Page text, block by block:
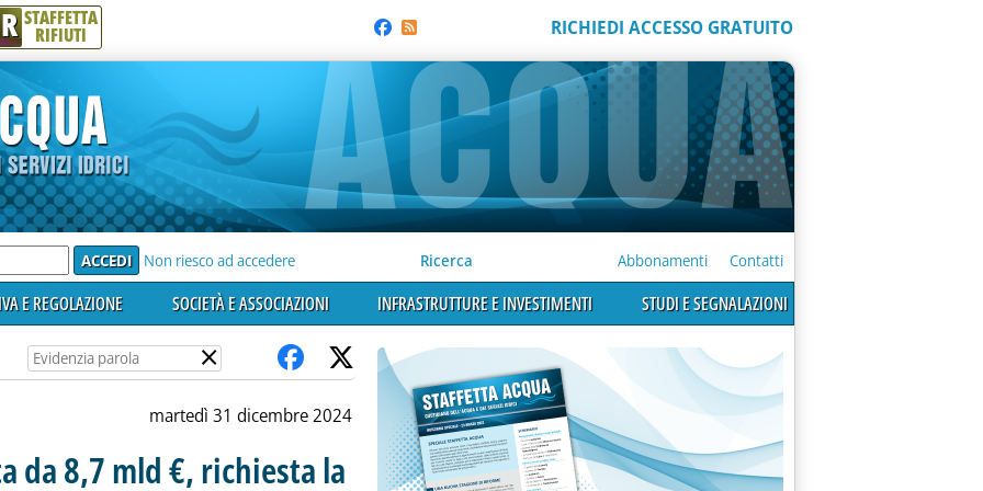
R STAFFETTA
RIFIUTI RICHIEDI ACCESSO GRATUITO
Non riesco ad accedere Ricerca Abbonamenti Contatti
E REGOLAZIONE SOCIETÀ E ASSOCIAZIONI INFRASTRUTTURE E INVESTIMENTI STUDI E SEGNALAZIONI
×
martedì 31 dicembre 2024
da 8,7 mld €, richiesta la